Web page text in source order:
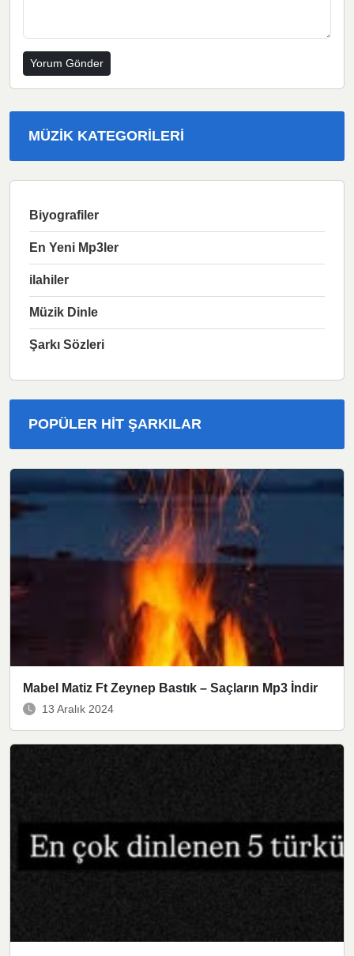
MÜZIK KATEGORILERI
Biyografiler
En Yeni Mp3ler
ilahiler
Müzik Dinle
Şarkı Sözleri
POPÜLER HIT ŞARKILAR
Mabel Matiz Ft Zeynep Bastık – Saçların Mp3 İndir
13 Aralık 2024